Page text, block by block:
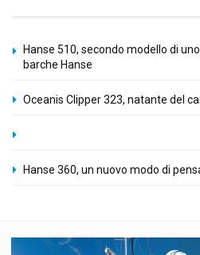
Hanse 510, secondo modello di
barche Hanse
Oceanis Clipper 323, natante del
Hanse 360, un nuovo modo di